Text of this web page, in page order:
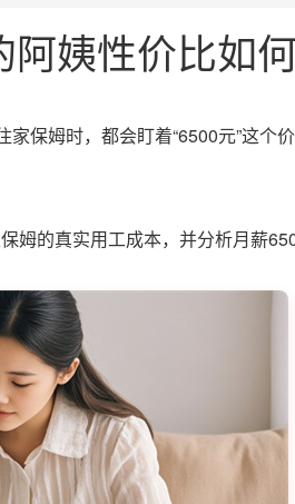
姨性价比如何
保姆时，都会盯着“6500元”这
的真实用工成本，并分析月薪